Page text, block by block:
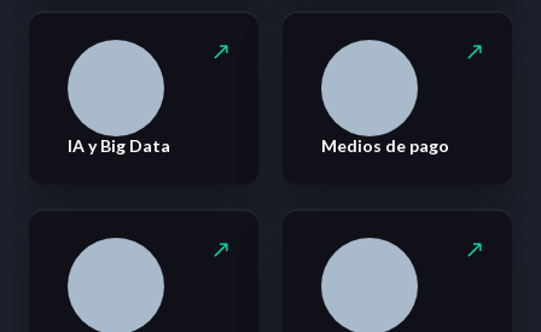
IA y Big Data Medios de pago